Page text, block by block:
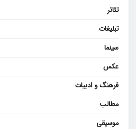
تئاتر
تبلیغات
سینما
عکس
فرهنگ و ادبیات
مطالب
موسیقی